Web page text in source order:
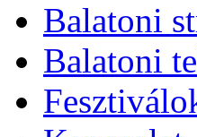
Balatoni
Balatoni